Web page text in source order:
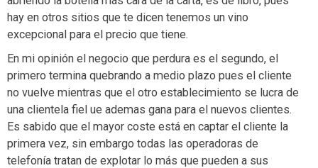
hay en otros sitios que te dicen tenemos un vino
excepcional para el precio que tiene.
En mi opinión el negocio que perdura es el segundo, el
primero termina quebrando a medio plazo pues el cliente
no vuelve mientras que el otro establecimiento se lucra de
una clientela fiel ue ademas gana para el nuevos clientes.
Es sabido que el mayor coste está en captar el cliente la
primera vez, sin embargo todas las operadoras de
telefonía tratan de explotar lo más que pueden a sus